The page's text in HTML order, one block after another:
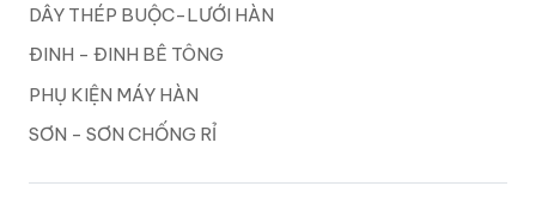
DÂY THÉP BUỘC-LƯỚI HÀN
ĐINH - ĐINH BÊ TÔNG
PHỤ KIỆN MÁY HÀN
SƠN - SƠN CHỐNG RỈ